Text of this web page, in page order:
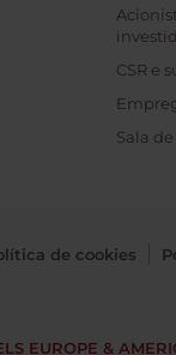
CSR e
Sala
de cookies
EUROPE &